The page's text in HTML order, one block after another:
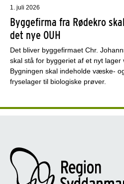
1. juli 2026
Byggefirma fra Rødekro
det nye OUH
Det bliver byggefirmaet Chr.
skal stå for byggeriet af et nyt lager
Bygningen skal indeholde væske-
fryselager til biologiske prøver.